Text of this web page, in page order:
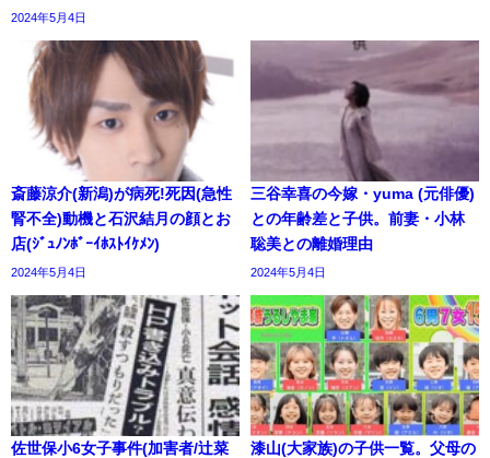
2024年5月4日
斎藤涼介(新潟)が病死!死因(急性
腎不全)動機と石沢結月の顔とお
店(ｼﾞｭﾉﾝﾎﾞｰｲﾎｽﾄｲｹﾒﾝ)
2024年5月4日
三谷幸喜の今嫁・yuma (元俳優)
との年齢差と子供。前妻・小林
聡美との離婚理由
2024年5月4日
佐世保小6女子事件(加害者/辻菜
漆山(大家族)の子供一覧。父母の